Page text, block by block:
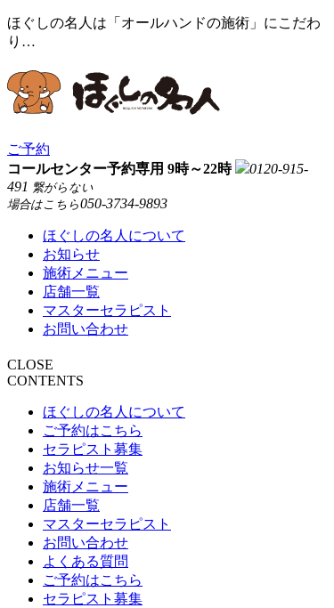
ほぐしの名人は「オールハンドの施術」にこだわ
り…
ご予約
コールセンター予約専用 9時～22時
0120-915-
491 繋がらない
場合はこちら050-3734-9893
ほぐしの名人について
お知らせ
施術メニュー
店舗一覧
マスターセラピスト
お問い合わせ
CLOSE
CONTENTS
ほぐしの名人について
ご予約はこちら
セラピスト募集
お知らせ一覧
施術メニュー
店舗一覧
マスターセラピスト
お問い合わせ
よくある質問
ご予約はこちら
セラピスト募集